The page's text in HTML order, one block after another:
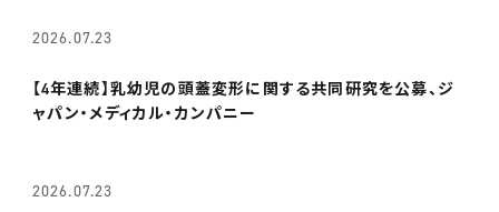
2026.07.23
【4年連続】乳幼児の頭蓋変形に関する共同研究を公募、ジ
ャパン・メディカル・カンパニー
2026.07.23